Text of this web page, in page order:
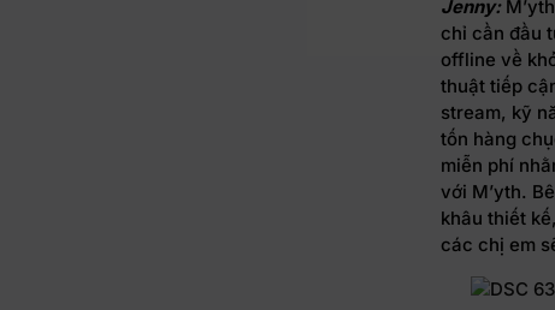
Jenny:
chỉ cần đầu
offline về
thuật tiếp
stream, kỹ
tốn hàng
miễn phí
với M’yth.
khâu thiết
các chị em